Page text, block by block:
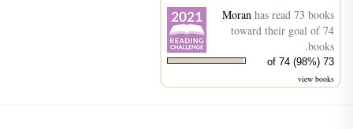
Moran has read 73 books
toward their goal of 74
books.
73 of 74 (98%)
view books